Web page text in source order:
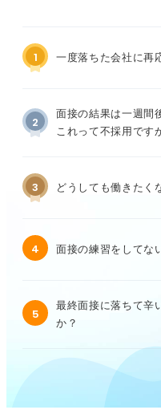
1 一度落ちた会社に再
2
面接の結果は一週間
これって不採用です
3 どうしても働きたく
4 面接の練習をしてな
5
最終面接に落ちて辛
か？